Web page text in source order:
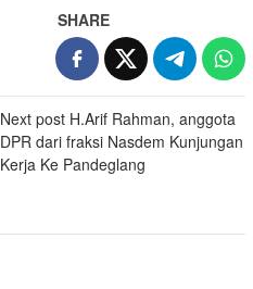
SHARE
Next post H.Arif Rahman, anggota
DPR dari fraksi Nasdem Kunjungan
Kerja Ke Pandeglang